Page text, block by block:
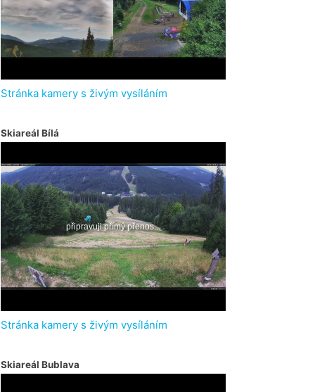
Stránka kamery s živým vysíláním
Skiareál Bílá
Stránka kamery s živým vysíláním
Skiareál Bublava